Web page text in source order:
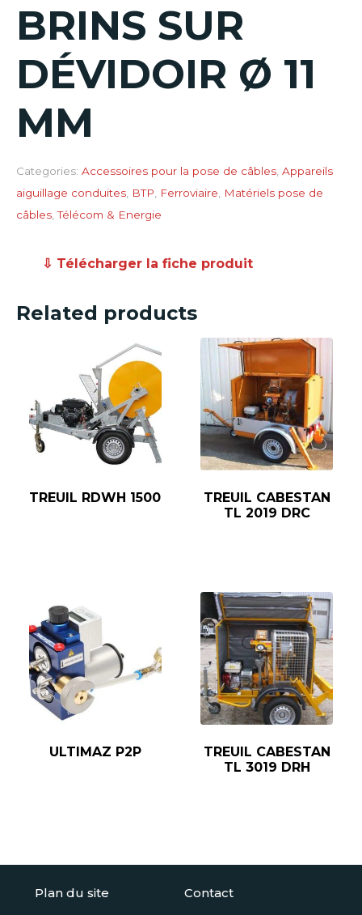
BRINS SUR
DÉVIDOIR Ø 11
MM
Categories: Accessoires pour la pose de câbles Appareils
aiguillage conduites BTP Ferroviaire
Matériels pose de
câbles ,Télécom & Energie
⇩ Télécharger la fiche produit
Related products
TREUIL RDWH 1500
TREUIL CABESTAN
TL 2019 DRC
ULTIMAZ P2P
TREUIL CABESTAN
TL 3019 DRH
Plan du site Contact